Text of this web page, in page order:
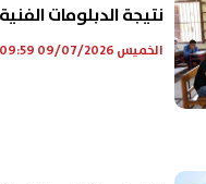
نتيجة الدبلومات الفنية 2026 برقم الجلوس على موقع الرئيس
الخميس 09/07/2026 09:59 ص